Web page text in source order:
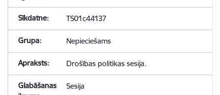
TS01c44137
Nepieciešams
Drošības politikas sesija.
Sesija